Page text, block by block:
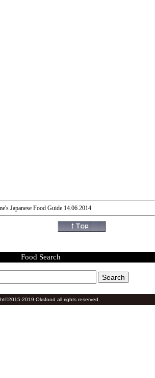
Japanese Food Guide 14.06.2014
Food Search
2019 Oksfood all rights reserved.